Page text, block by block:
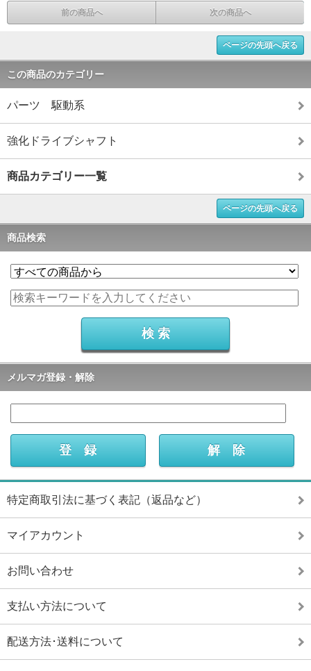
前の商品へ 次の商品へ
ページの先頭へ戻る
この商品のカテゴリー
パーツ 駆動系
強化ドライブシャフト
商品カテゴリー一覧
ページの先頭へ戻る
商品検索
メルマガ登録・解除
特定商取引法に基づく表記（返品など）
マイアカウント
お問い合わせ
支払い方法について
配送方法･送料について